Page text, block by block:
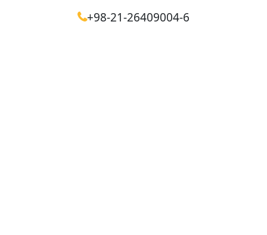
+98-21-26409004-6